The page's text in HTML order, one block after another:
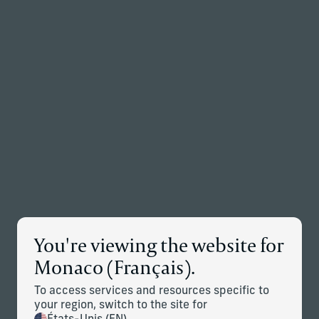
You're viewing the website for
Monaco (Français).
To access services and resources specific to
your region, switch to the site for
Corient S'entoure de L'équipe de
Conseil de Messick Peacock &
Associates, Située à Dallas